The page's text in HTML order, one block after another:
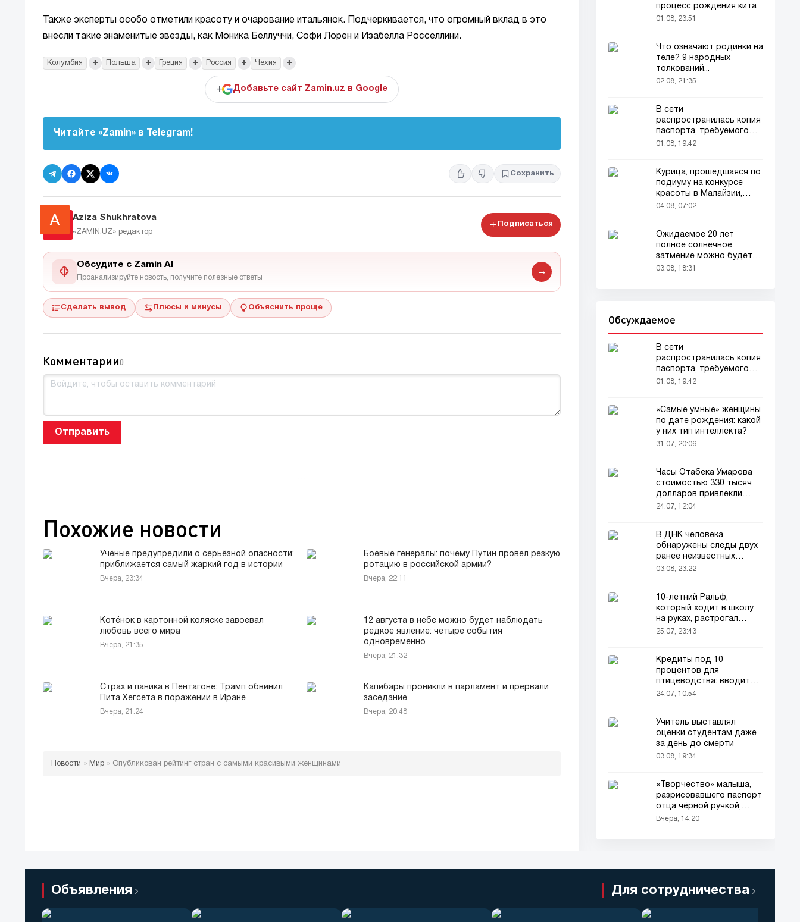
Также эксперты особо отметили красоту и очарование итальянок. Подчеркивается, что огромный вклад в это
внесли такие знаменитые звезды, как Моника Беллуччи, Софи Лорен и Изабелла Росселлини.
Колумбия + Польша + Греция + Россия + Чехия +
+ Добавьте сайт Zamin.uz в Google
Читайте «Zamin» в Telegram!
Сохранить
Aziza Shukhratova
«ZAMIN.UZ» редактор
Подписаться
Обсудите с Zamin AI
Проанализируйте новость, получите полезные ответы
→
Сделать вывод Плюсы и минусы Объяснить проще
Комментарии0
Отправить
…
Похожие новости
Учёные предупредили о серьёзной опасности:
приближается самый жаркий год в истории
Вчера, 23:34
Боевые генералы: почему Путин провел резкую
ротацию в российской армии?
Вчера, 22:11
Котёнок в картонной коляске завоевал
любовь всего мира
Вчера, 21:35
12 августа в небе можно будет наблюдать
редкое явление: четыре события
одновременно
Вчера, 21:32
Страх и паника в Пентагоне: Трамп обвинил
Пита Хегсета в поражении в Иране
Вчера, 21:24
Капибары проникли в парламент и прервали
заседание
Вчера, 20:48
Новости » Мир » Опубликован рейтинг стран с самыми красивыми женщинами
процесс рождения кита
01.08, 23:51
Что означают родинки на
теле? 9 народных
толкований...
02.08, 21:35
В сети
распространилась копия
паспорта, требуемого
для домашних животных
01.08, 19:42
Курица, прошедшаяся по
подиуму на конкурсе
красоты в Малайзии,
привлекла внимание
04.08, 07:02
Ожидаемое 20 лет
полное солнечное
затмение можно будет
наблюдать в августе
03.08, 18:31
Обсуждаемое
В сети
распространилась копия
паспорта, требуемого
для домашних животных
01.08, 19:42
«Самые умные» женщины
по дате рождения: какой
у них тип интеллекта?
31.07, 20:06
Часы Отабека Умарова
стоимостью 330 тысяч
долларов привлекли
всеобщее внимание в
24.07, 12:04
В ДНК человека
обнаружены следы двух
ранее неизвестных
предков
03.08, 23:22
10-летний Ральф,
который ходит в школу
на руках, растрогал
пользователей соцсетей
25.07, 23:43
Кредиты под 10
процентов для
птицеводства: вводится
новый порядок
24.07, 10:54
Учитель выставлял
оценки студентам даже
за день до смерти
03.08, 19:34
«Творчество» малыша,
разрисовавшего паспорт
отца чёрной ручкой,
привлекло всеобщее
Вчера, 14:20
Объявления Для сотрудничества